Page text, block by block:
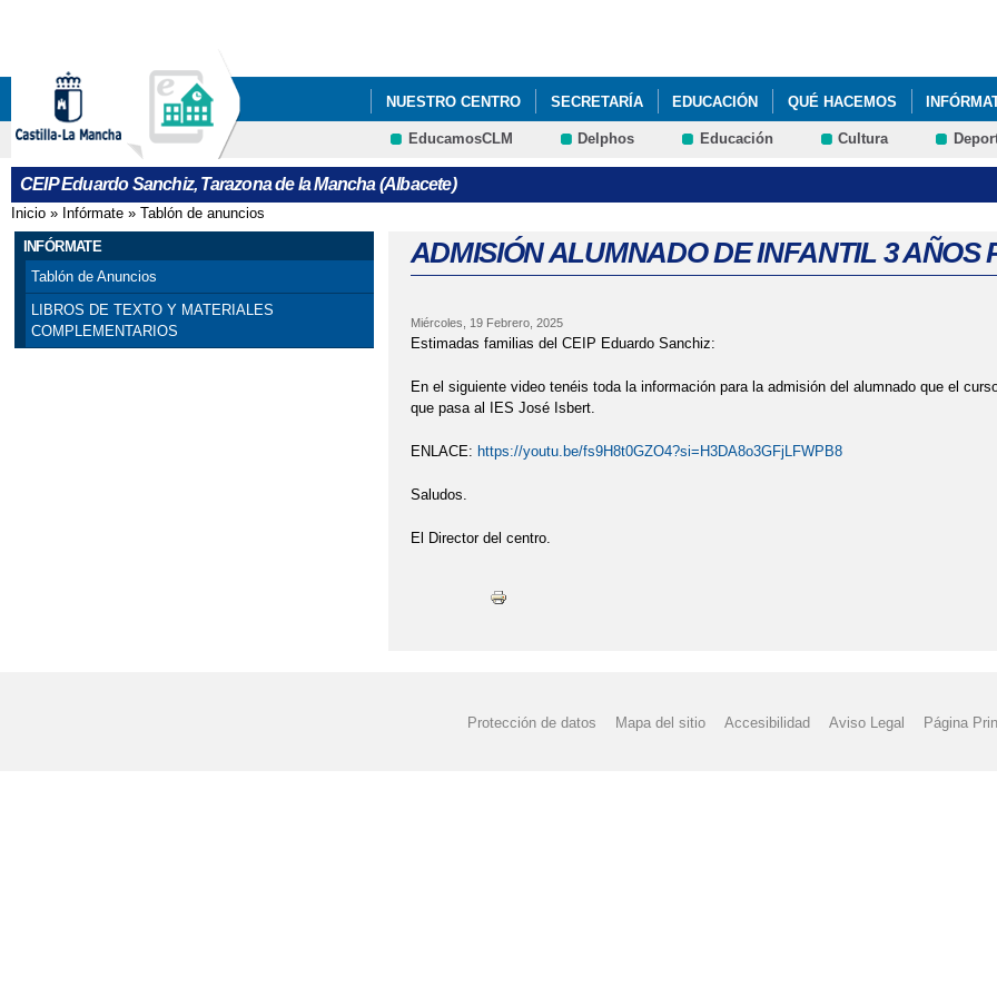
NUESTRO CENTRO SECRETARÍA EDUCACIÓN QUÉ HACEMOS
EducamosCLM Delphos Educación Cultura
CEIP Eduardo Sanchiz, Tarazona de la Mancha (Albacete)
Se encuentra usted aquí
Inicio » Infórmate » Tablón de anuncios
INFÓRMATE
Tablón de Anuncios
LIBROS DE TEXTO Y MATERIALES
COMPLEMENTARIOS
ADMISIÓN ALUMNADO DE INFANTIL 3 AÑOS
Miércoles, 19 Febrero, 2025
Estimadas familias del CEIP Eduardo Sanchiz:
En el siguiente video tenéis toda la información para la admisión del alumnado que el
que pasa al IES José Isbert.
ENLACE: https://youtu.be/fs9H8t0GZO4?si=H3DA8o3GFjLFWPB8
Saludos.
El Director del centro.
Protección de datos Mapa del sitio Accesibilidad Aviso Legal Página